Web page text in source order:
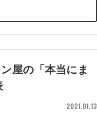
屋の「本当にま
2021.01.13